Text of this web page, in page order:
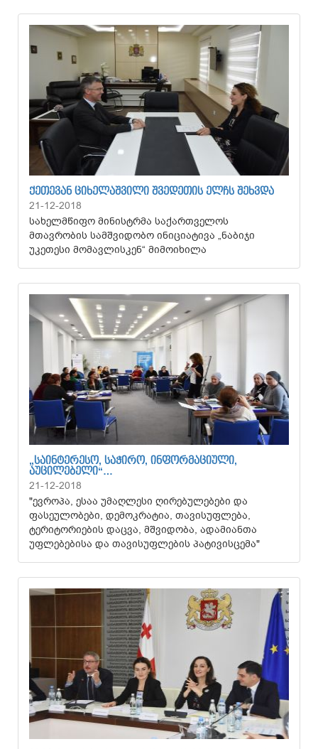
ᲥᲔᲗᲔᲕᲐᲜ ᲪᲘᲮᲔᲚᲐᲨᲕᲘᲚᲘ ᲨᲕᲔᲓᲔᲗᲘᲡ ᲔᲚᲩᲡ ᲨᲔᲮᲕᲓᲐ
21-12-2018
სახელმწიფო მინისტრმა საქართველოს
მთავრობის სამშვიდობო ინიციატივა „ნაბიჯი
უკეთესი მომავლისკენ“ მიმოიხილა
„ᲡᲐᲘᲜᲢᲔᲠᲔᲡᲝ, ᲡᲐᲭᲘᲠᲝ, ᲘᲜᲤᲝᲠᲛᲐᲪᲘᲣᲚᲘ,
ᲐᲣᲪᲘᲚᲔᲑᲔᲚᲘ“…
21-12-2018
"ევროპა, ესაა უმაღლესი ღირებულებები და
ფასეულობები, დემოკრატია, თავისუფლება,
ტერიტორიების დაცვა, მშვიდობა, ადამიანთა
უფლებებისა და თავისუფლების პატივისცემა"